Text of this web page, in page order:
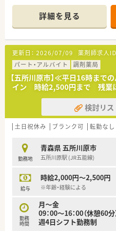
就業時間も16時までなので子
にしたい方に大変オススメ。
最寄駅は五能線の五所川原駅。
閑静な住宅街に囲まれた、大
薬局です。
詳細を見る
更新日： 2026/07/09 薬剤師求人ID
パート・アルバイト
調剤薬局
【五所川原市】≪平日16時まで
イン 時給2,500円まで 残業
検討リ
土日祝休み ブランク可 転勤なし
勤務地
青森県 五所川原市
五所川原駅 (JR五能線)
給与
時給2,000円～2,500円
※年齢・経験による
勤務
時間
月～金
09：00～16：00（休憩60分
週4日シフト勤務制